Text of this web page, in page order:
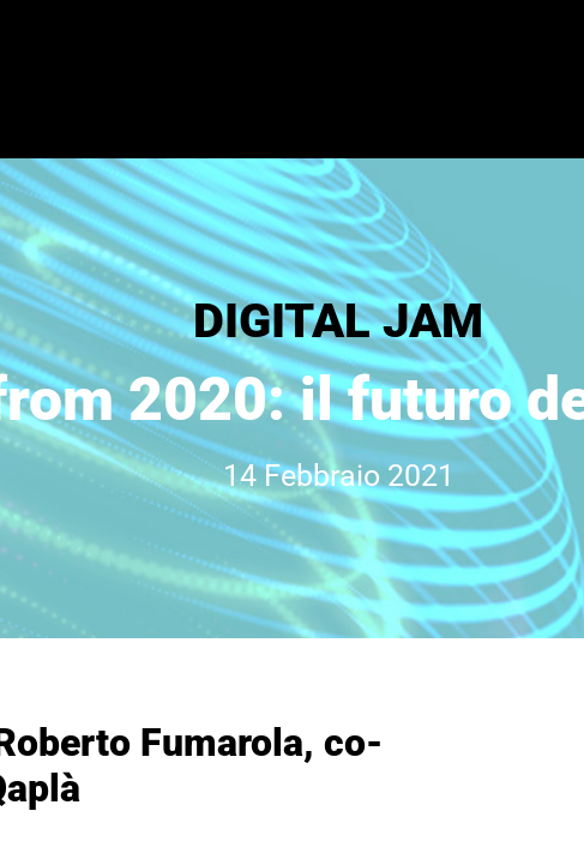
DIGITAL JAM
2020: il futuro
14 Febbraio 2021
Fumarola, co-